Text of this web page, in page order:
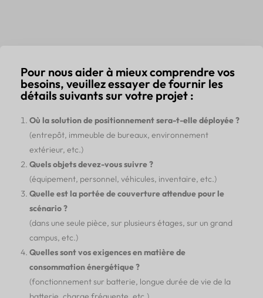
Pour nous aider à mieux comprendre vos
besoins, veuillez essayer de fournir les
détails suivants sur votre projet :
Où la solution de positionnement sera-t-elle déployée ?
(entrepôt, immeuble de bureaux, environnement
extérieur, etc.)
Quels objets devez-vous suivre ?
(équipement, personnel, véhicules, inventaire, etc.)
Quelle est la portée de couverture attendue pour le
scénario ?
(dans une seule pièce, sur plusieurs étages, sur un grand
campus, etc.)
Quelles sont vos exigences en matière de
consommation énergétique ?
(fonctionnement sur batterie, longue durée de vie de la